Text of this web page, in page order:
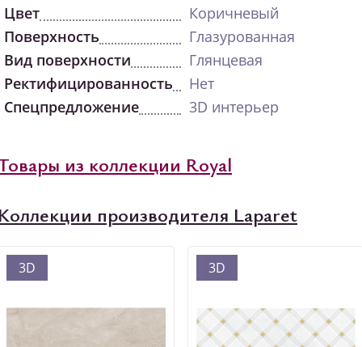
Цвет
Коричневый
Поверхность
Глазурованная
Вид поверхности
Глянцевая
Ректифицированность
Нет
Спецпредложение
3D интерьер
Товары из коллекции Royal
производителя Laparet
3D 3D